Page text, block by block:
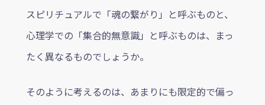
スピリチュアルで「魂の繋がり」と呼ぶものと、
心理学での「集合的無意識」と呼ぶものは、まっ
たく異なるものでしょうか。
そのように考えるのは、あまりにも限定的で偏っ